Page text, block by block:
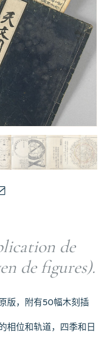
de
de figures).
版，附有50幅木刻插
相位和轨道，四季和日